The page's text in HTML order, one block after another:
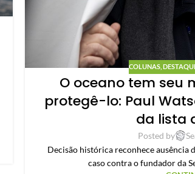
COLUNAS,
O oceano tem seu
protegê-lo: Paul
da lista
Posted by
Decisão histórica reconhece
caso contra o fundador da